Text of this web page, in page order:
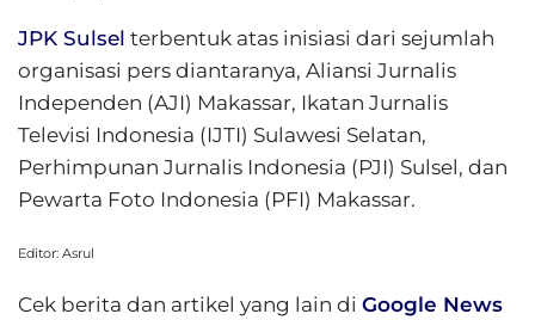
JPK Sulsel terbentuk atas inisiasi dari sejumlah
organisasi pers diantaranya, Aliansi Jurnalis
Independen (AJI) Makassar, Ikatan Jurnalis
Televisi Indonesia (IJTI) Sulawesi Selatan,
Perhimpunan Jurnalis Indonesia (PJI) Sulsel, dan
Pewarta Foto Indonesia (PFI) Makassar.
Editor: Asrul
Cek berita dan artikel yang lain di Google News